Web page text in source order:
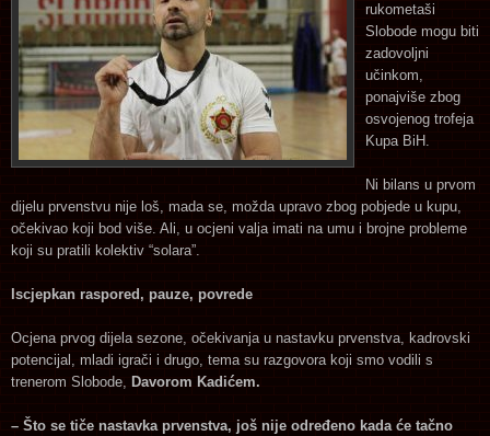
rukometaši
Slobode mogu biti
zadovoljni
učinkom,
ponajviše zbog
osvojenog trofeja
Kupa BiH.
Ni bilans u prvom
dijelu prvenstvu nije loš, mada se, možda upravo zbog pobjede u kupu,
očekivao koji bod više. Ali, u ocjeni valja imati na umu i brojne probleme
koji su pratili kolektiv “solara”.
Iscjepkan raspored, pauze, povrede
Ocjena prvog dijela sezone, očekivanja u nastavku prvenstva, kadrovski
potencijal, mladi igrači i drugo, tema su razgovora koji smo vodili s
trenerom Slobode, Davorom Kadićem.
– Što se tiče nastavka prvenstva, još nije određeno kada će tačno